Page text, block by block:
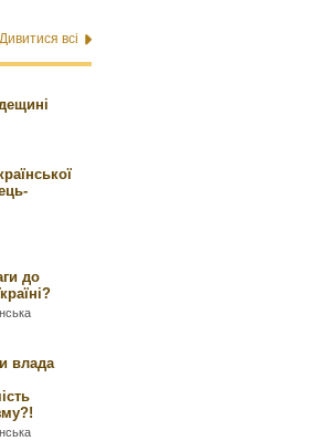
Дивитися всі
до
влада